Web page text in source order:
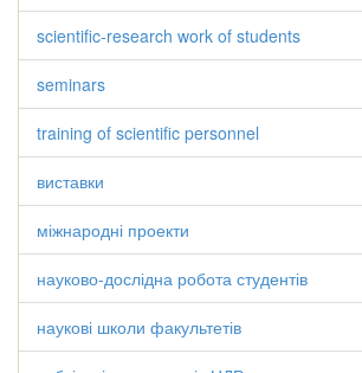
scientific-research work of students
seminars
training of scientific personnel
виставки
міжнародні проекти
науково-дослідна робота студентів
наукові школи факультетів